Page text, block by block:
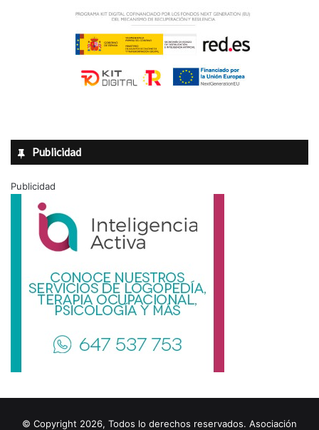
Publicidad
Publicidad
© Copyright 2026, Todos lo derechos reservados. Asociación